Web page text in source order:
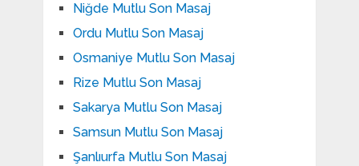
Niğde Mutlu Son Masaj
Ordu Mutlu Son Masaj
Osmaniye Mutlu Son Masaj
Rize Mutlu Son Masaj
Sakarya Mutlu Son Masaj
Samsun Mutlu Son Masaj
Şanlıurfa Mutlu Son Masaj